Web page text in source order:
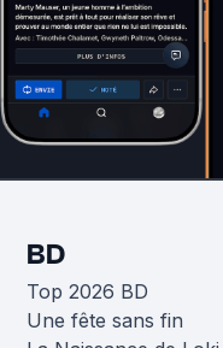
BD
Top 2026 BD
Une fête sans fin